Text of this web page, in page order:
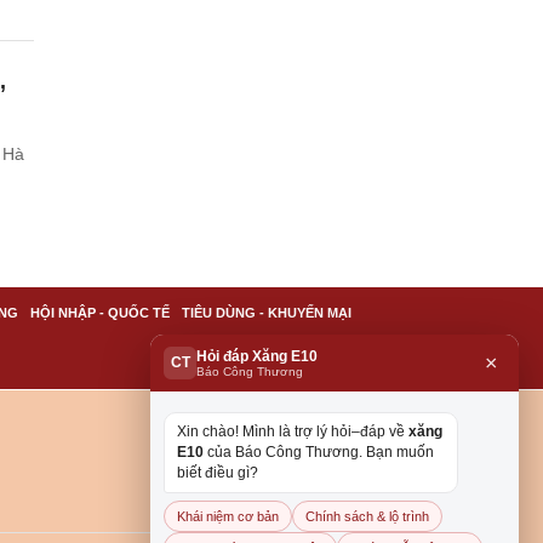
HỘI NHẬP - QUỐC TẾ TIÊU DÙNG - KHUYẾN MẠI
CT Hỏi đáp Xăng E10
Báo Công Thương ×
Xin chào! Mình là trợ lý hỏi–đáp về xăng
E10 của Báo Công Thương. Bạn muốn
biết điều gì?
Khái niệm cơ bản Chính sách & lộ trình